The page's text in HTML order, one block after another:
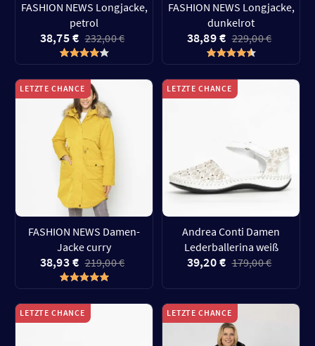
FASHION NEWS Longjacke,
petrol
38,75 € 232,00 €
FASHION NEWS Longjacke,
dunkelrot
38,89 € 229,00 €
LETZTE CHANCE
FASHION NEWS Damen-
Jacke curry
38,93 € 219,00 €
LETZTE CHANCE
Andrea Conti Damen
Lederballerina weiß
39,20 € 179,00 €
LETZTE CHANCE LETZTE CHANCE